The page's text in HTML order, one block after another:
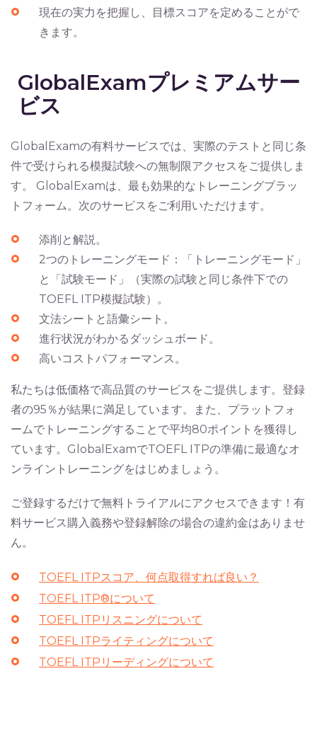
現在の実力を把握し、目標スコアを定めることがで
きます。
GlobalExamプレミアムサー
ビス
GlobalExamの有料サービスでは、実際のテストと同じ条
件で受けられる模擬試験への無制限アクセスをご提供しま
す。 GlobalExamは、最も効果的なトレーニングプラッ
トフォーム。次のサービスをご利用いただけます。
添削と解説。
2つのトレーニングモード：「トレーニングモード」
と「試験モード」（実際の試験と同じ条件下での
TOEFL ITP模擬試験）。
文法シートと語彙シート。
進行状況がわかるダッシュボード。
高いコストパフォーマンス。
私たちは低価格で高品質のサービスをご提供します。登録
者の95％が結果に満足しています。また、プラットフォ
ームでトレーニングすることで平均80ポイントを獲得し
ています。GlobalExamでTOEFL ITPの準備に最適なオ
ンライントレーニングをはじめましょう。
ご登録するだけで無料トライアルにアクセスできます！有
料サービス購入義務や登録解除の場合の違約金はありませ
ん。
TOEFL ITPスコア、何点取得すれば良い？
TOEFL ITP®について
TOEFL ITPリスニングについて
TOEFL ITPライティングについて
TOEFL ITPリーディングについて